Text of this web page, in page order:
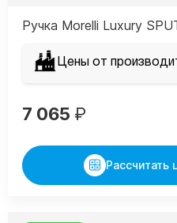
Ручка Morelli Luxury
Цены от
7 065 ₽
Рассчитать